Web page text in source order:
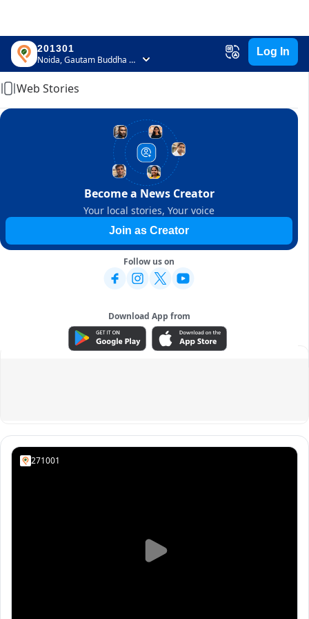
201301
Noida, Gautam Buddha Nagar, Uttar Pradesh
Log In
Home
Web Stories
Become a News Creator
Your local stories, Your voice
Join as Creator
Follow us on
Download App from
ADVERTISEMENT
271001